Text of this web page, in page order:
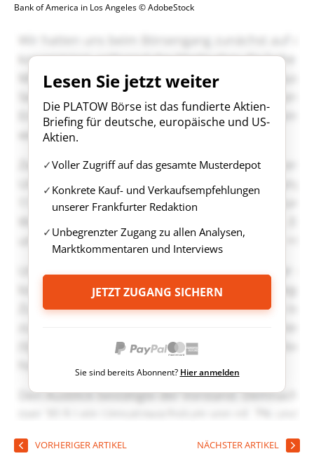
Bank of America in Los Angeles © AdobeStock
Lesen Sie jetzt weiter
Die PLATOW Börse ist das fundierte Aktien-
Briefing für deutsche, europäische und US-
Aktien.
Voller Zugriff auf das gesamte Musterdepot
Konkrete Kauf- und Verkaufsempfehlungen
unserer Frankfurter Redaktion
Unbegrenzter Zugang zu allen Analysen,
Marktkommentaren und Interviews
JETZT ZUGANG SICHERN
Sie sind bereits Abonnent? Hier anmelden
VORHERIGER ARTIKEL NÄCHSTER ARTIKEL